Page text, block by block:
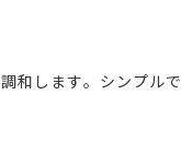
和します。シンプル